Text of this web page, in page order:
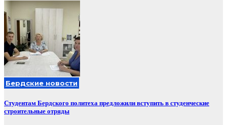
Бердские новости
Студентам Бердского политеха предложили вступить в студенческие
строительные отряды